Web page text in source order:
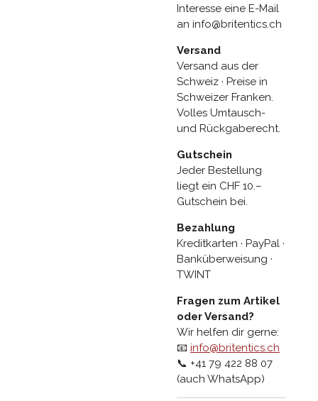
Interesse eine E-Mail
an info@britentics.ch
Versand
Versand aus der
Schweiz · Preise in
Schweizer Franken.
Volles Umtausch-
und Rückgaberecht.
Gutschein
Jeder Bestellung
liegt ein CHF 10.–
Gutschein bei.
Bezahlung
Kreditkarten · PayPal ·
Banküberweisung ·
TWINT
Fragen zum Artikel
oder Versand?
Wir helfen dir gerne:
📧 info@britentics.ch
📞 +41 79 422 88 07
(auch WhatsApp)